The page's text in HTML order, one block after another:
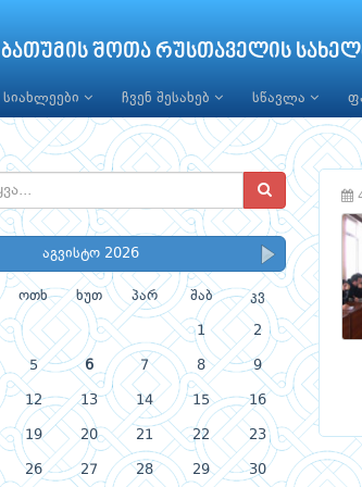
ბათუმის შოთა რუსთაველის
სიახლეები ჩვენ შესახებ სწავლა
აგვისტო 2026
ოთხ ხუთ პარ შაბ კვ
1 2
5 6 7 8 9
12 13 14 15 16
19 20 21 22 23
26 27 28 29 30